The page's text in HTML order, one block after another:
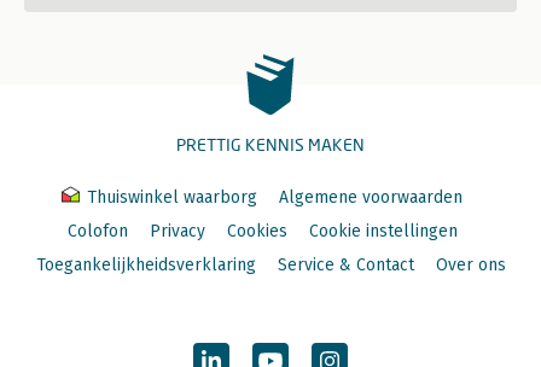
PRETTIG KENNIS MAKEN
Thuiswinkel waarborg
Algemene voorwaarden
Colofon
Privacy Cookies
Cookie instellingen
Toegankelijkheidsverklaring
Service & Contact Over ons